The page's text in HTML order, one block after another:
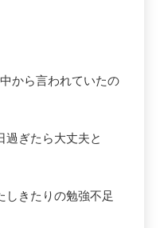
から言われていたの
過ぎたら大丈夫と
しきたりの勉強不足